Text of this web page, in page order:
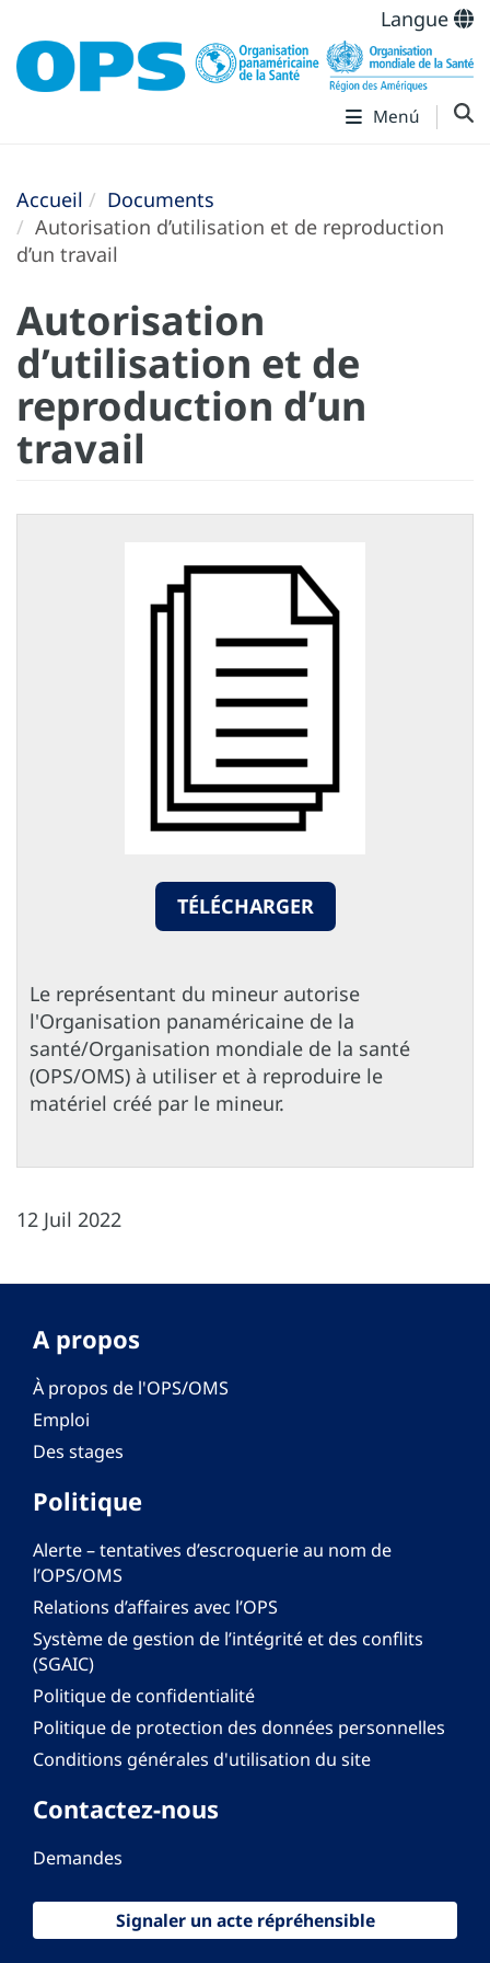
Langue
Menú
Accueil
Documents
Autorisation d’utilisation et de reproduction
d’un travail
Autorisation
d’utilisation et de
reproduction d’un
travail
TÉLÉCHARGER
Le représentant du mineur autorise
l'Organisation panaméricaine de la
santé/Organisation mondiale de la santé
(OPS/OMS) à utiliser et à reproduire le
matériel créé par le mineur.
12 Juil 2022
A propos
À propos de l'OPS/OMS
Emploi
Des stages
Politique
Alerte – tentatives d’escroquerie au nom de
l’OPS/OMS
Relations d’affaires avec l’OPS
Système de gestion de l’intégrité et des conflits
(SGAIC)
Politique de confidentialité
Politique de protection des données personnelles
Conditions générales d'utilisation du site
Contactez-nous
Demandes
Signaler un acte répréhensible